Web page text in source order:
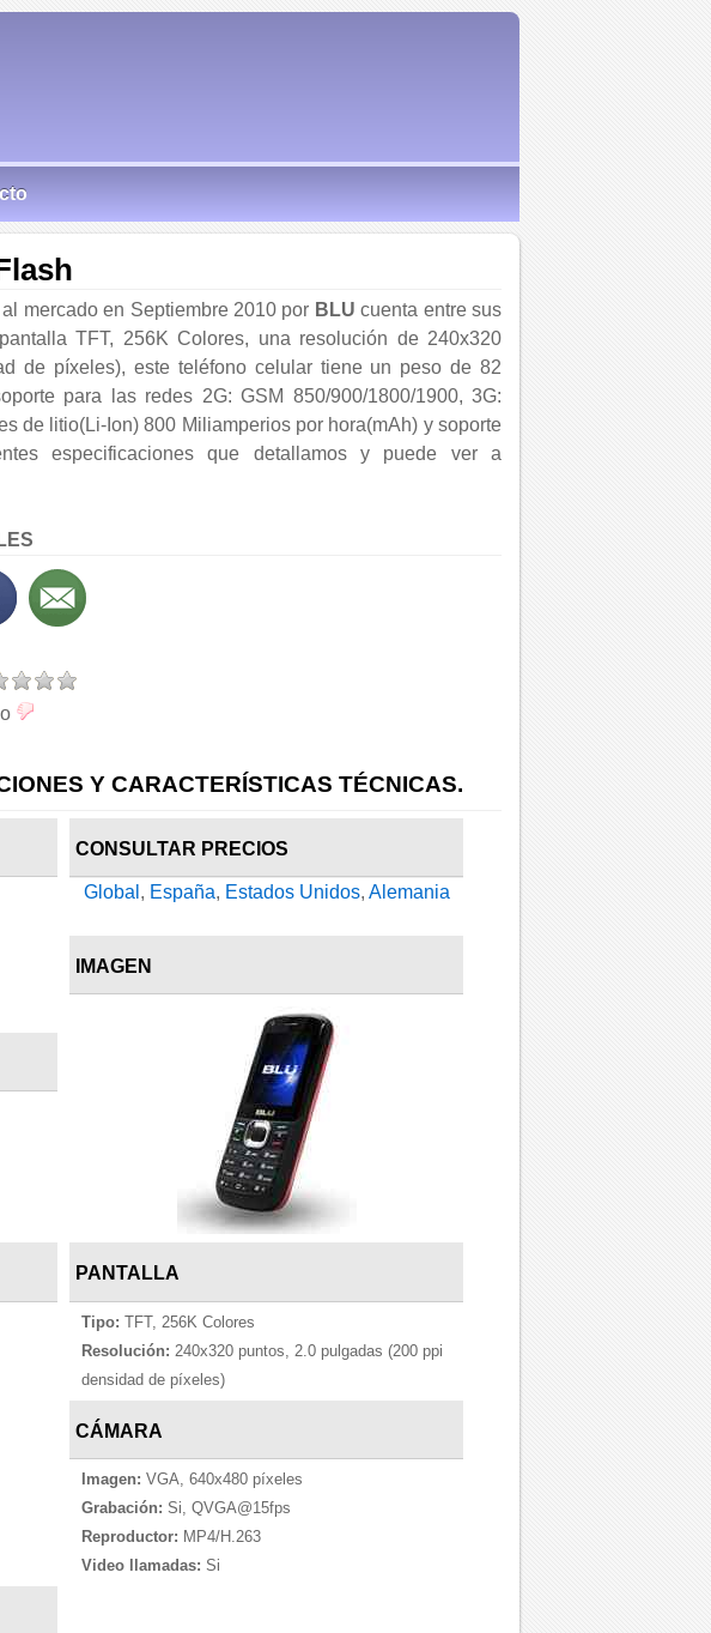
mercado en Septiembre 2010 por BLU cuenta entre sus
TFT, 256K Colores, una resolución de 240x320
de píxeles), este teléfono celular tiene un peso de 82
para las redes 2G: GSM 850/900/1800/1900, 3G:
de litio(Li-Ion) 800 Miliamperios por hora(mAh) y soporte
especificaciones que detallamos y puede ver a
Y CARACTERÍSTICAS TÉCNICAS.
CONSULTAR PRECIOS
Global , España, Estados Unidos, Alemania
IMAGEN
PANTALLA
Tipo: TFT, 256K Colores
Resolución: 240x320 puntos, 2.0 pulgadas (200 ppi
densidad de píxeles)
CÁMARA
Imagen: VGA, 640x480 píxeles
Grabación: Si, QVGA@15fps
Reproductor: MP4/H.263
Video llamadas: Si